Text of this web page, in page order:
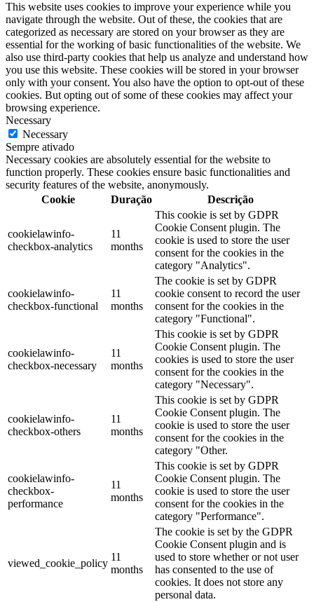
This website uses cookies to improve your experience while you
navigate through the website. Out of these, the cookies that are
categorized as necessary are stored on your browser as they are
essential for the working of basic functionalities of the website. We
also use third-party cookies that help us analyze and understand how
you use this website. These cookies will be stored in your browser
only with your consent. You also have the option to opt-out of these
cookies. But opting out of some of these cookies may affect your
browsing experience.
Necessary
Necessary
Sempre ativado
Necessary cookies are absolutely essential for the website to
function properly. These cookies ensure basic functionalities and
security features of the website, anonymously.
Cookie
Duração Descrição
cookielawinfo-
checkbox-analytics
11
months
This cookie is set by GDPR
Cookie Consent plugin. The
cookie is used to store the user
consent for the cookies in the
category "Analytics".
cookielawinfo-
checkbox-functional
11
months
The cookie is set by GDPR
cookie consent to record the user
consent for the cookies in the
category "Functional".
cookielawinfo-
checkbox-necessary
11
months
This cookie is set by GDPR
Cookie Consent plugin. The
cookies is used to store the user
consent for the cookies in the
category "Necessary".
cookielawinfo-
checkbox-others
11
months
This cookie is set by GDPR
Cookie Consent plugin. The
cookie is used to store the user
consent for the cookies in the
category "Other.
cookielawinfo-
checkbox-
performance
11
months
This cookie is set by GDPR
Cookie Consent plugin. The
cookie is used to store the user
consent for the cookies in the
category "Performance".
viewed_cookie_policy
11
months
The cookie is set by the GDPR
Cookie Consent plugin and is
used to store whether or not user
has consented to the use of
cookies. It does not store any
personal data.